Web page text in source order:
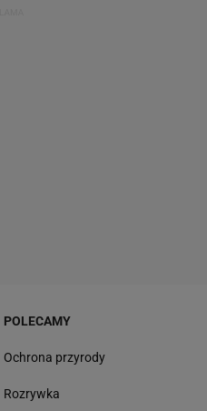
POLECAMY
Ochrona przyrody
Rozrywka